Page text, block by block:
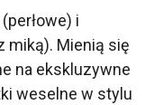
(perłowe) i
miką). Mienią się
na ekskluzywne
weselne w stylu